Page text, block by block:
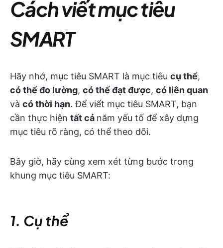
Cách viết mục tiêu
SMART
Hãy nhớ, mục tiêu SMART là mục tiêu cụ thể,
có thể đo lường, có thể đạt được, có liên quan
và có thời hạn. Để viết mục tiêu SMART, bạn
cần thực hiện tất cả năm yếu tố để xây dựng
mục tiêu rõ ràng, có thể theo dõi.
Bây giờ, hãy cùng xem xét từng bước trong
khung mục tiêu SMART:
1. Cụ thể